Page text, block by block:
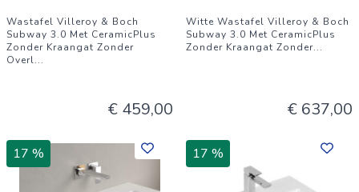
Wastafel Villeroy & Boch
Subway 3.0 Met CeramicPlus
Zonder Kraangat Zonder
Overl...
€ 459,00
Witte Wastafel Villeroy & Boch
Subway 3.0 Met CeramicPlus
Zonder Kraangat Zonder...
€ 637,00
17 % 17 %